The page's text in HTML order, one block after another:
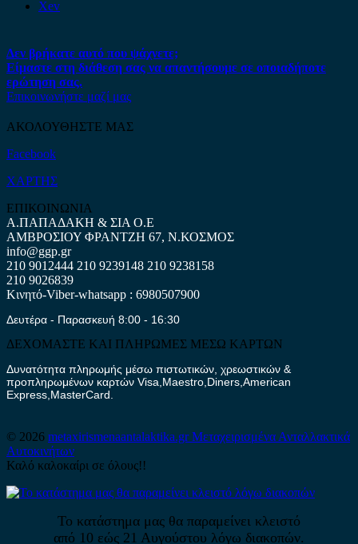
Xev
Δεν βρήκατε αυτό που ψάχνετε;
Είμαστε στη διάθεση σας να απαντήσουμε σε οποιαδήποτε
ερώτηση σας.
Επικοινωνήστε μαζί μας
ΑΚΟΛΟΥΘΗΣΤΕ ΜΑΣ
Facebook
ΧΑΡΤΗΣ
ΕΠΙΚΟΙΝΩΝΙΑ
Α.ΠΑΠΑΔΑΚΗ & ΣΙΑ Ο.Ε
ΑΜΒΡΟΣΙΟΥ ΦΡΑΝΤΖΗ 67, Ν.ΚΟΣΜΟΣ
info@ggp.gr
210 9012444 210 9239148 210 9238158
210 9026839
Κινητό-Viber-whatsapp : 6980507900
Δευτέρα - Παρασκευή 8:00 - 16:30
ΔΕΧΟΜΑΣΤΕ ΚΑΙ ΠΛΗΡΩΜΕΣ ΜΕΣΩ ΚΑΡΤΩΝ
Δυνατότητα πληρωμής μέσω πιστωτικών, χρεωστικών &
προπληρωμένων καρτών Visa,Maestro,Diners,American
Express,MasterCard.
© 2026 metaxirismenaantalaktika.grΜεταχειρισμένα Ανταλλακτικά
Αυτοκινήτων
Καλό καλοκαίρι σε όλους!!
Το κατάστημα μας θα παραμείνει κλειστό
από 10 εώς 21 Αυγούστου λόγω διακοπών.